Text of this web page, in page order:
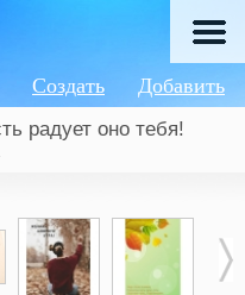
Добавить
Создать
радует оно тебя!